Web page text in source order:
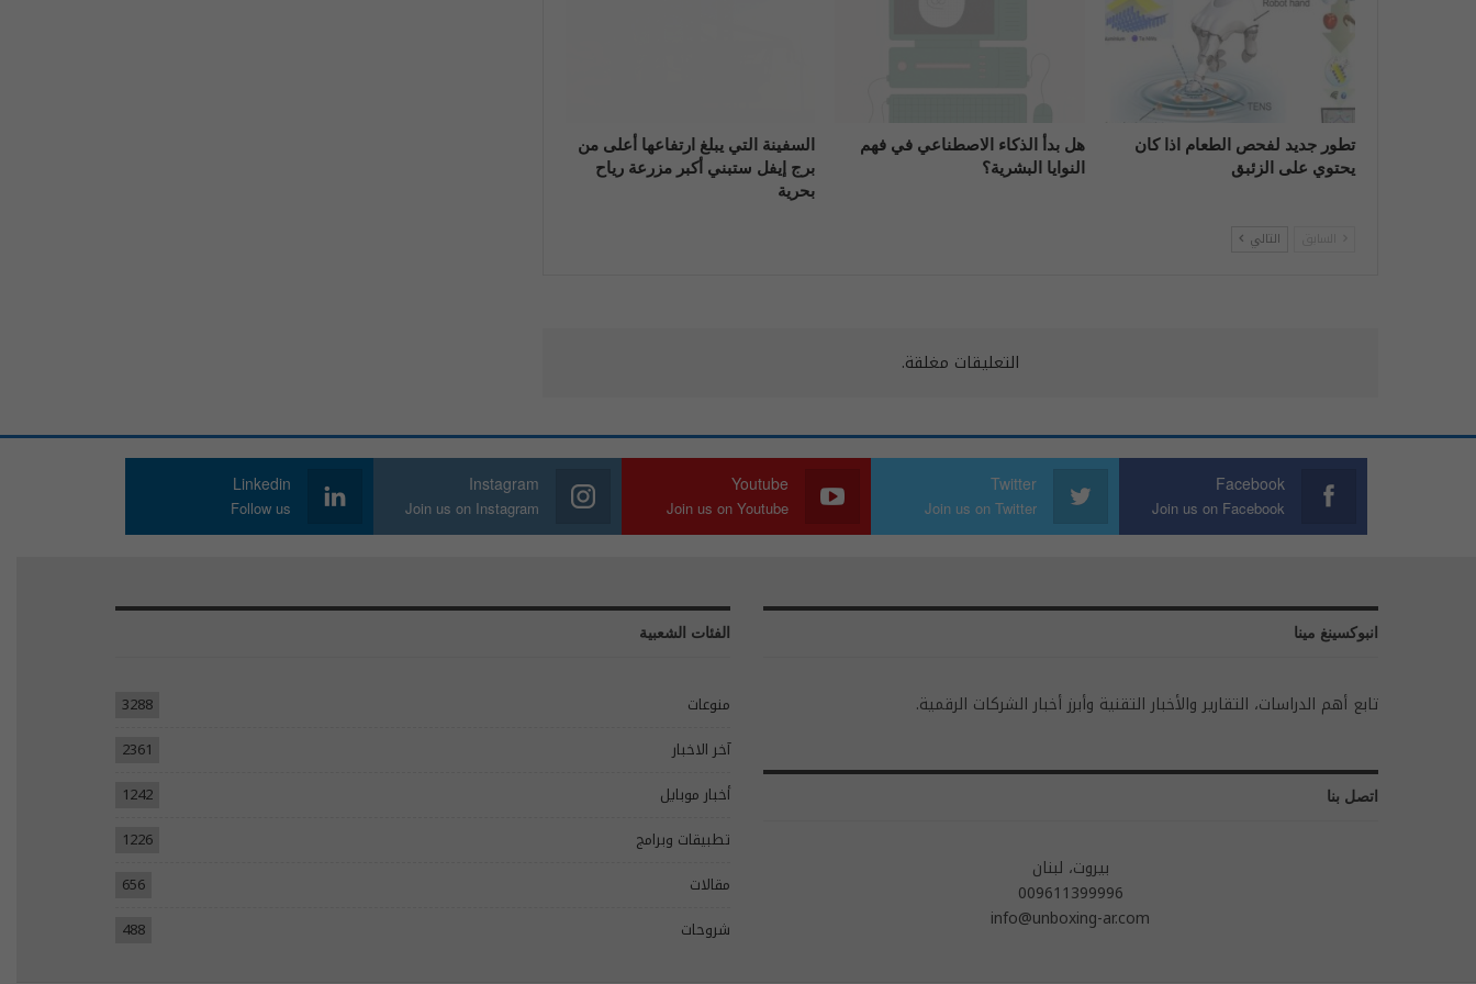
تطور جديد لفحص الطعام اذا كان
يحتوي على الزئبق
هل بدأ الذكاء الاصطناعي في فهم
النوايا البشرية؟
السفينة التي يبلغ ارتفاعها أعلى من
برج إيفل ستبني أكبر مزرعة رياح
بحرية
التالي
التعليقات مغلقة.
Facebook
Join us on Facebook
Twitter
Join us on Twitter
Youtube
Join us on Youtube
Instagram
Join us on Instagram
Linkedin
Follow us
انبوكسينغ مينا
تابع أهم الدراسات، التقارير والأخبار التقنية وأبرز أخبار الشركات الرقمية.
اتصل بنا
بيروت، لبنان
009611399996
info@unboxing-ar.com
الفئات الشعبية
منوعات
3288
آخر الاخبار
2361
أخبار موبايل
1242
تطبيقات وبرامج
1226
مقالات
656
شروحات
488